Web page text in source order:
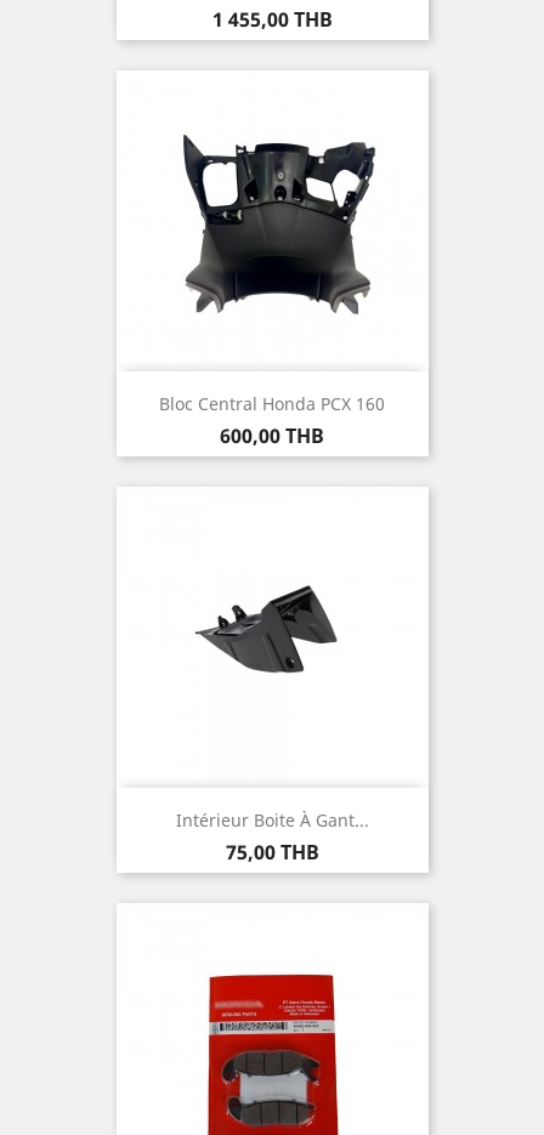
Prix
1 455,00 THB
Bloc Central Honda PCX 160
Prix
600,00 THB
Intérieur Boite À Gant...
Prix
75,00 THB